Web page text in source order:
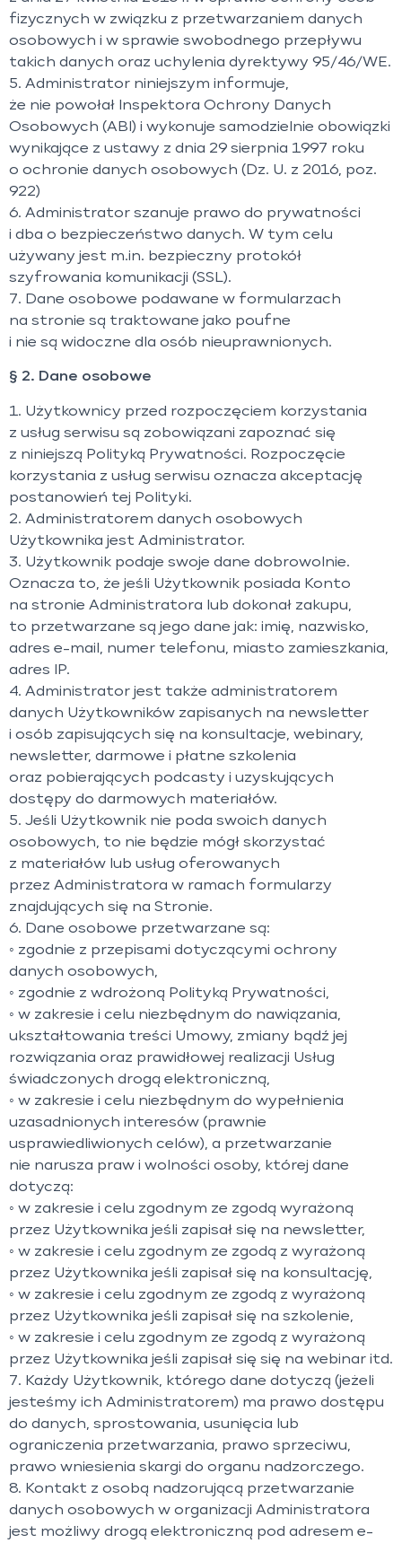
fizycznych w związku z przetwarzaniem danych
osobowych i w sprawie swobodnego przepływu
takich danych oraz uchylenia dyrektywy 95/46/WE.
5. Administrator niniejszym informuje,
że nie powołał Inspektora Ochrony Danych
Osobowych (ABI) i wykonuje samodzielnie obowiązki
wynikające z ustawy z dnia 29 sierpnia 1997 roku
o ochronie danych osobowych (Dz. U. z 2016, poz.
922)
6. Administrator szanuje prawo do prywatności
i dba o bezpieczeństwo danych. W tym celu
używany jest m.in. bezpieczny protokół
szyfrowania komunikacji (SSL).
7. Dane osobowe podawane w formularzach
na stronie są traktowane jako poufne
i nie są widoczne dla osób nieuprawnionych.
§ 2. Dane osobowe
1. Użytkownicy przed rozpoczęciem korzystania
z usług serwisu są zobowiązani zapoznać się
z niniejszą Polityką Prywatności. Rozpoczęcie
korzystania z usług serwisu oznacza akceptację
postanowień tej Polityki.
2. Administratorem danych osobowych
Użytkownika jest Administrator.
3. Użytkownik podaje swoje dane dobrowolnie.
Oznacza to, że jeśli Użytkownik posiada Konto
na stronie Administratora lub dokonał zakupu,
to przetwarzane są jego dane jak: imię, nazwisko,
adres e-mail, numer telefonu, miasto zamieszkania,
adres IP.
4. Administrator jest także administratorem
danych Użytkowników zapisanych na newsletter
i osób zapisujących się na konsultacje, webinary,
newsletter, darmowe i płatne szkolenia
oraz pobierających podcasty i uzyskujących
dostępy do darmowych materiałów.
5. Jeśli Użytkownik nie poda swoich danych
osobowych, to nie będzie mógł skorzystać
z materiałów lub usług oferowanych
przez Administratora w ramach formularzy
znajdujących się na Stronie.
6. Dane osobowe przetwarzane są:
◦ zgodnie z przepisami dotyczącymi ochrony
danych osobowych,
◦ zgodnie z wdrożoną Polityką Prywatności,
◦ w zakresie i celu niezbędnym do nawiązania,
ukształtowania treści Umowy, zmiany bądź jej
rozwiązania oraz prawidłowej realizacji Usług
świadczonych drogą elektroniczną,
◦ w zakresie i celu niezbędnym do wypełnienia
uzasadnionych interesów (prawnie
usprawiedliwionych celów), a przetwarzanie
nie narusza praw i wolności osoby, której dane
dotyczą:
◦ w zakresie i celu zgodnym ze zgodą wyrażoną
przez Użytkownika jeśli zapisał się na newsletter,
◦ w zakresie i celu zgodnym ze zgodą z wyrażoną
przez Użytkownika jeśli zapisał się na konsultację,
◦ w zakresie i celu zgodnym ze zgodą z wyrażoną
przez Użytkownika jeśli zapisał się na szkolenie,
◦ w zakresie i celu zgodnym ze zgodą z wyrażoną
przez Użytkownika jeśli zapisał się się na webinar itd.
7. Każdy Użytkownik, którego dane dotyczą (jeżeli
jesteśmy ich Administratorem) ma prawo dostępu
do danych, sprostowania, usunięcia lub
ograniczenia przetwarzania, prawo sprzeciwu,
prawo wniesienia skargi do organu nadzorczego.
8. Kontakt z osobą nadzorującą przetwarzanie
danych osobowych w organizacji Administratora
jest możliwy drogą elektroniczną pod adresem e-